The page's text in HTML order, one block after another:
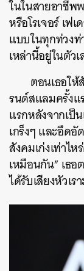
ในในสายอาชีพ
หรือโรเจอร์ เฟ
แบบในทุกท่วงท่
เหล่านี้อยู่ในตัวเ
ตอนเธอใ
รนด์สแลมครั้งแ
แรกหลังจากเป็
เกร็งๆ และอึด
สังคมเก่งเท่าไ
เหมือนกัน” เธ
ได้รับเสียงหัวเ